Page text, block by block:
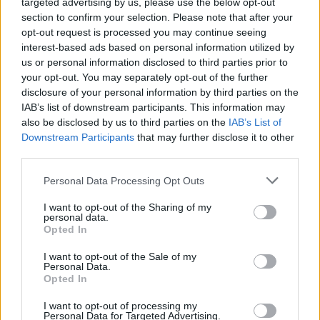
section to confirm your selection. Please note that after your
opt-out request is processed you may continue seeing
interest-based ads based on personal information utilized by
us or personal information disclosed to third parties prior to
your opt-out. You may separately opt-out of the further
disclosure of your personal information by third parties on the
IAB’s list of downstream participants. This information may
also be disclosed by us to third parties on the IAB’s List of
Downstream Participants that may further disclose it to other
Personal Data Processing Opt Outs
I want to opt-out of the Sharing of my
personal data.
Opted In
I want to opt-out of the Sale of my
Personal Data.
Opted In
I want to opt-out of processing my
Personal Data for Targeted Advertising.
PÉNZCENTRUM| 2023. augusztus 28. 14:25
Megrázó tragédia: kézigránát robbant egy
idősotthonban, ketten életüket vesztették
Kézigránát robbant abban az idősotthonban
Horvátországban, ahol ketten meghaltak, egy ember
pedig megsérült - közölte hétfőn a rendőrség. A bombát
az egyik idős lakó aktiválta.
PÉNZCENTRUM| 2023. július 28. 08:35
nyílik hamarosan elit idősotthon
Magyarországon
A Pénzcentrum most Dr. Nagy Viktor főigazgatóval
beszélgetett arról, mitől egyedülálló Magyarországon egy
ilyen idősotthon és általában milyen a magyar
idősgondozás helyzete.
KOÓS ANNA
Nyílik Budapest első elit idősotthona: ilyen